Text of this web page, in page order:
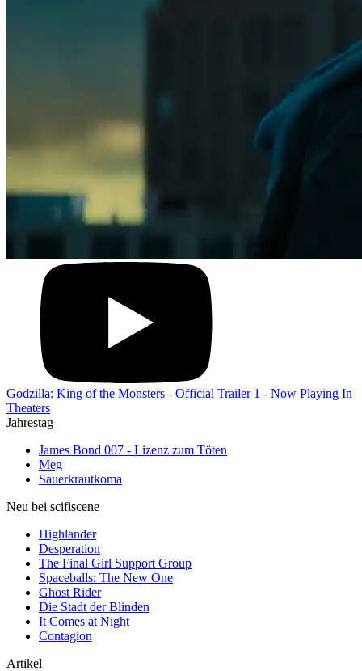
Godzilla: King of the Monsters - Official Trailer 1 - Now Playing In
Theaters
Jahrestag
James Bond 007 - Lizenz zum Töten
Meg
Sauerkrautkoma
Neu bei scifiscene
Highlander
Desperation
The Final Girl Support Group
Spaceballs: The New One
Ghost Rider
Die Stadt der Blinden
It Comes at Night
Contagion
Artikel